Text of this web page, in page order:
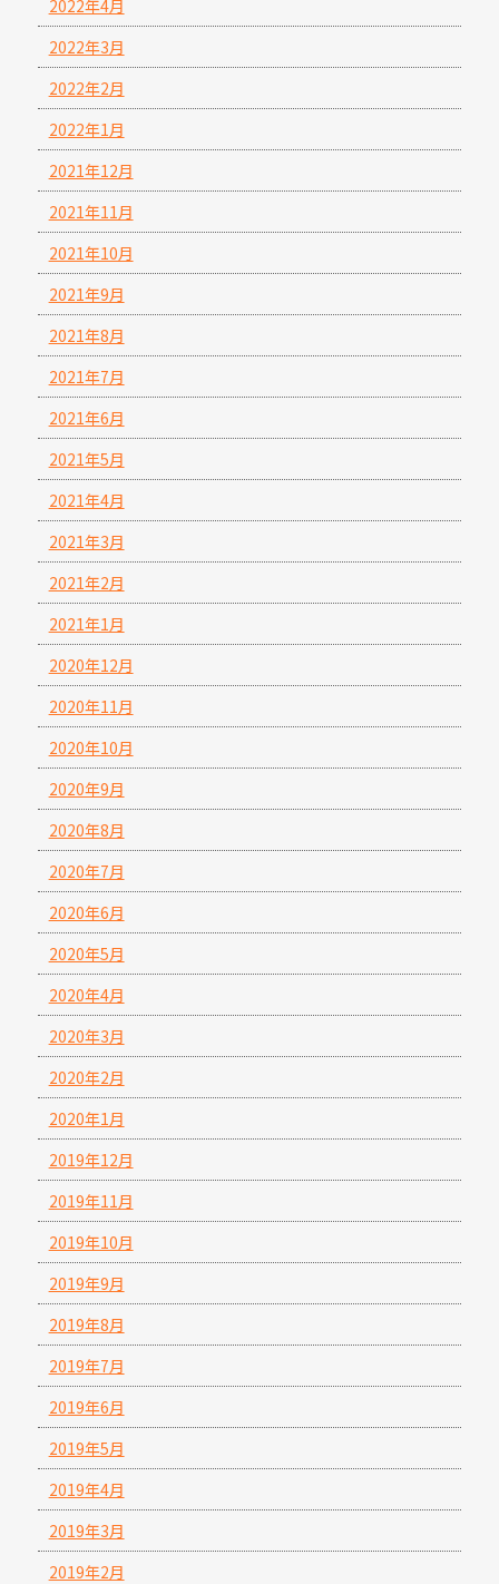
2022年4月
2022年3月
2022年2月
2022年1月
2021年12月
2021年11月
2021年10月
2021年9月
2021年8月
2021年7月
2021年6月
2021年5月
2021年4月
2021年3月
2021年2月
2021年1月
2020年12月
2020年11月
2020年10月
2020年9月
2020年8月
2020年7月
2020年6月
2020年5月
2020年4月
2020年3月
2020年2月
2020年1月
2019年12月
2019年11月
2019年10月
2019年9月
2019年8月
2019年7月
2019年6月
2019年5月
2019年4月
2019年3月
2019年2月